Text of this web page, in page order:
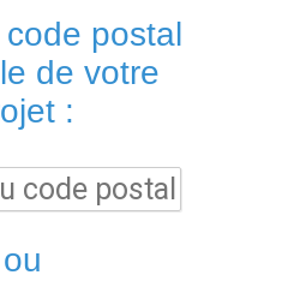
postal
de votre
:
ou